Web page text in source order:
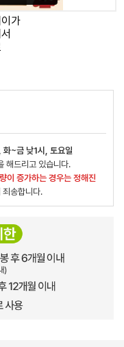
가
~금 낮1시, 토요일
해드리고 있습니다.
이 증가하는 경우는 정해진
죄송합니다.